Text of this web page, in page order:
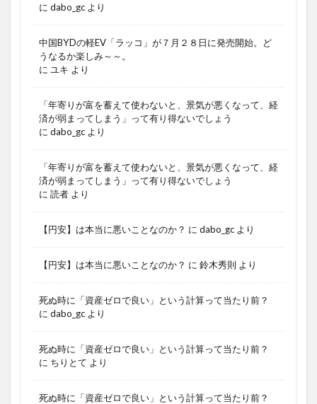
に dabo_gc より
中国BYDの軽EV「ラッコ」が７月２８日に発売開始。ど
うなるか楽しみ～～。
に ユキ より
「年寄りが富を蓄えて使わないと、景気が悪くなって、経
済が弱まってしまう」って有り得ないでしょう
に dabo_gc より
「年寄りが富を蓄えて使わないと、景気が悪くなって、経
済が弱まってしまう」って有り得ないでしょう
に 読者 より
【円安】は本当に悪いことなのか？ に dabo_gc より
【円安】は本当に悪いことなのか？ に 鈴木秀則 より
死ぬ時に「資産ゼロで良い」という計算って当たり前？
に dabo_gc より
死ぬ時に「資産ゼロで良い」という計算って当たり前？
に ちりとて より
死ぬ時に「資産ゼロで良い」という計算って当たり前？